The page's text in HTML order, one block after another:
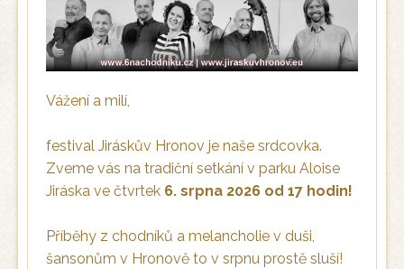
Vážení a milí,
festival Jiráskův Hronov je naše srdcovka.
Zveme vás na tradiční setkání v parku Aloise
Jiráska ve čtvrtek 6. srpna 2026 od 17 hodin!
Příběhy z chodníků a melancholie v duši,
šansonům v Hronově to v srpnu prostě sluší!